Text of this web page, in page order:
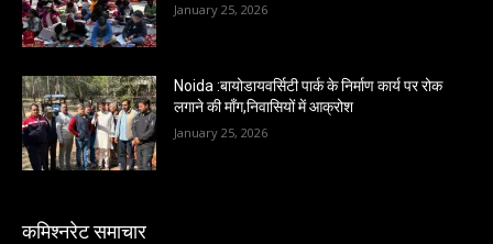
January 25, 2026
Noida :बायोडायवर्सिटी पार्क के निर्माण कार्य पर रोक
लगाने की माँग,निवासियों में आक्रोश
January 25, 2026
कमिश्नरेट समाचार